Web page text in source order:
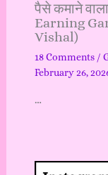
पैसे कमाने
Earning
Vishal)
18 Comments /
February 26,
…